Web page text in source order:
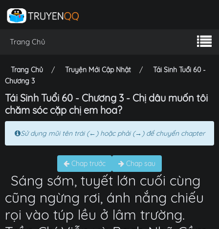
Trang Chủ
Trang Chủ Truyện Mới Cập Nhật
Tái Sinh Tuổi 60 -
Chương 3
Tái Sinh Tuổi 60 - Chương 3 - Chị dâu muốn tôi
chăm sóc cặp chị em hoa?
Sử dụng mũi tên trái (←) hoặc phải (→) để chuyển chapter
Chap trước Chap sau
Sáng sớm, tuyết lớn cuối cùng
cũng ngừng rơi, ánh nắng chiếu
rọi vào túp lều ở lâm trường.